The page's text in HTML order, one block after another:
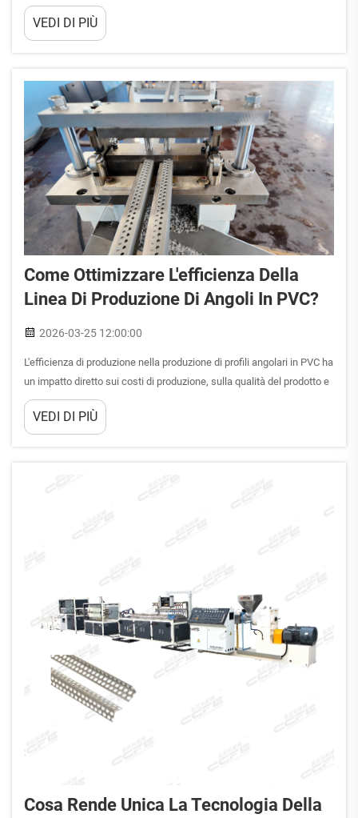
produttori si avvicinano alla produzione di superfici decorative,
offrendo un controllo senza precedenti sulla qualità, la velocità e i
VEDI DI PIÙ
Come Ottimizzare L'efficienza Della
Linea Di Produzione Di Angoli In PVC?
2026-03-25 12:00:00
L'efficienza di produzione nella produzione di profili angolari in PVC ha
un impatto diretto sui costi di produzione, sulla qualità del prodotto e
sulla redditività complessiva. Le moderne operazioni di produzione di
linee di angolo in PVC richiedono approcci di ottimizzazione
VEDI DI PIÙ
Cosa Rende Unica La Tecnologia Della